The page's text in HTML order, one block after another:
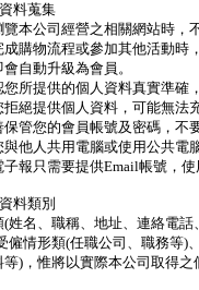
料蒐集
覽本公司經營之相關網站時，
成購物流程或參加其他活動時
自動升級為會員。
您所提供的個人資料真實準確
拒絕提供個人資料，可能無法
保管您的會員帳號及密碼，不
與他人共用電腦或使用公共電
子報只需要提供Email帳號，
料類別
(姓名、職稱、地址、連絡電
僱情形類(任職公司、職務等)
等)，惟將以實際本公司取得之